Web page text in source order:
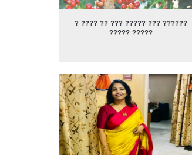
? ???? ?? ??? ????? ??? ??????
????? ?????